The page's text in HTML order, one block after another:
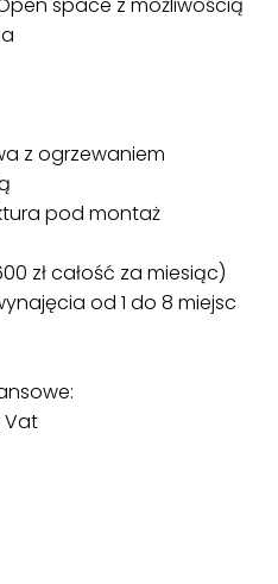
space z możliwością
z ogrzewaniem
pod montaż
zł całość za miesiąc)
od 1 do 8 miejsc
Vat